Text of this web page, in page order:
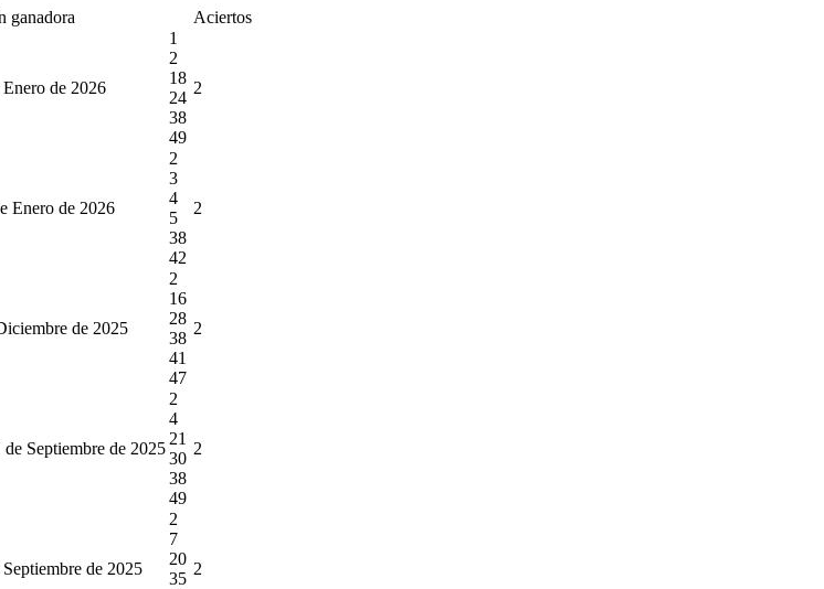
ganadora Aciertos
de 2026
1
2
18
24
38
49
2
Enero de 2026
2
3
4
5
38
42
2
de 2025
2
16
28
38
41
47
2
Septiembre de 2025
2
4
21
30
38
49
2
de 2025
2
7
20
35
2